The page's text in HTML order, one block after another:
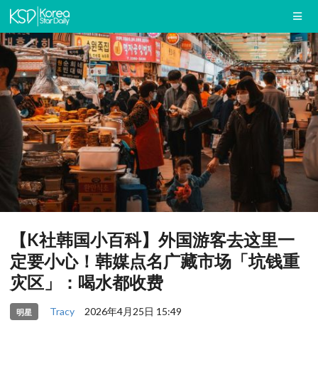
【K社韩国小百科】外国游客去这里一
定要小心！韩媒点名广藏市场「坑钱重
灾区」：喝水都收费
明星 Tracy 2026年4月25日 15:49